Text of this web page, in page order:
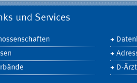
und Services
D-